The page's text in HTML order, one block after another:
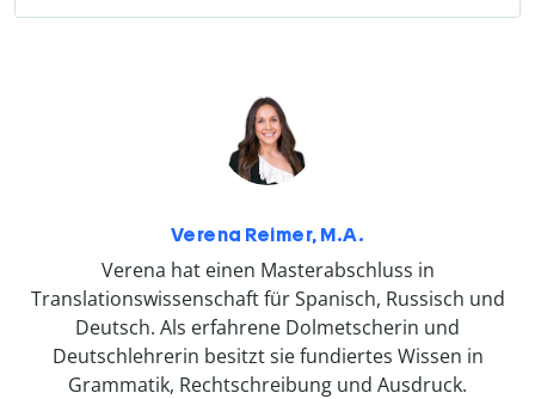
Verena Reimer, M.A.
Verena hat einen Masterabschluss in
Translationswissenschaft für Spanisch, Russisch und
Deutsch. Als erfahrene Dolmetscherin und
Deutschlehrerin besitzt sie fundiertes Wissen in
Grammatik, Rechtschreibung und Ausdruck.